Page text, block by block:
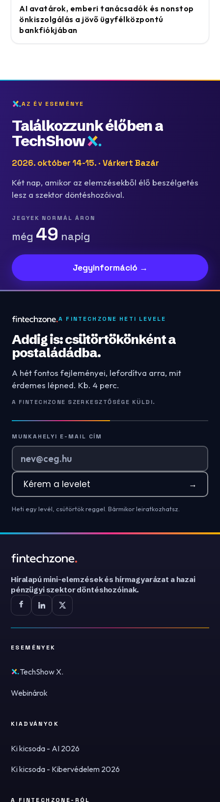
AI avatárok, emberi tanácsadók és nonstop
önkiszolgálás a jövő ügyfélközpontú
bankfiókjában
AZ ÉV ESEMÉNYE
Találkozzunk élőben a
TechShow
2026. október 14-15. · Várkert Bazár
Két nap, amikor az elemzésekből élő beszélgetés
lesz a szektor döntéshozóival.
JEGYEK NORMÁL ÁRON
még 49 napig
Jegyinformáció →
A FINTECHZONE HETI LEVELE
Addig is: csütörtökönként a
postaládádba.
A hét fontos fejleményei, lefordítva arra, mit
érdemes lépned. Kb. 4 perc.
A FINTECHZONE SZERKESZTŐSÉGE KÜLDI.
MUNKAHELYI E-MAIL CÍM
Kérem a levelet →
Heti egy levél, csütörtök reggel. Bármikor leiratkozhatsz.
Híralapú mini-elemzések és hírmagyarázat a hazai
pénzügyi szektor döntéshozóinak.
ESEMÉNYEK
TechShow X.
Webinárok
KIADVÁNYOK
Ki kicsoda - AI 2026
Ki kicsoda - Kibervédelem 2026
A FINTECHZONE-RÓL